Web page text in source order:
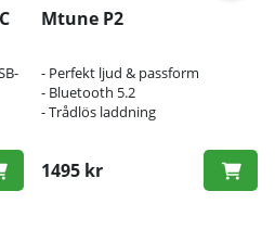
Mtune P2
- Perfekt ljud & passform
- Bluetooth 5.2
- Trådlös laddning
1495 kr